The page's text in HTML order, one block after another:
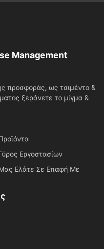
Management
προσφοράς, ως τσιμέντο &
ξεράνετε το μίγμα &
Εργοστασίων
Ελάτε Σε Επαφή Με